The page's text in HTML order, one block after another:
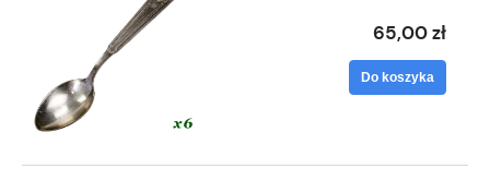
65,00 zł
Do koszyka